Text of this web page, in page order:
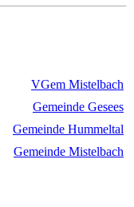
VGem Mistelbach
Gemeinde Gesees
Gemeinde Hummeltal
Gemeinde Mistelbach